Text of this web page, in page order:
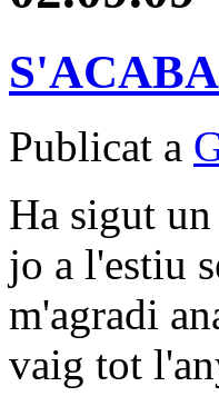
Publicat a
Ha sigut
jo a l'estiu
m'agradi
vaig tot